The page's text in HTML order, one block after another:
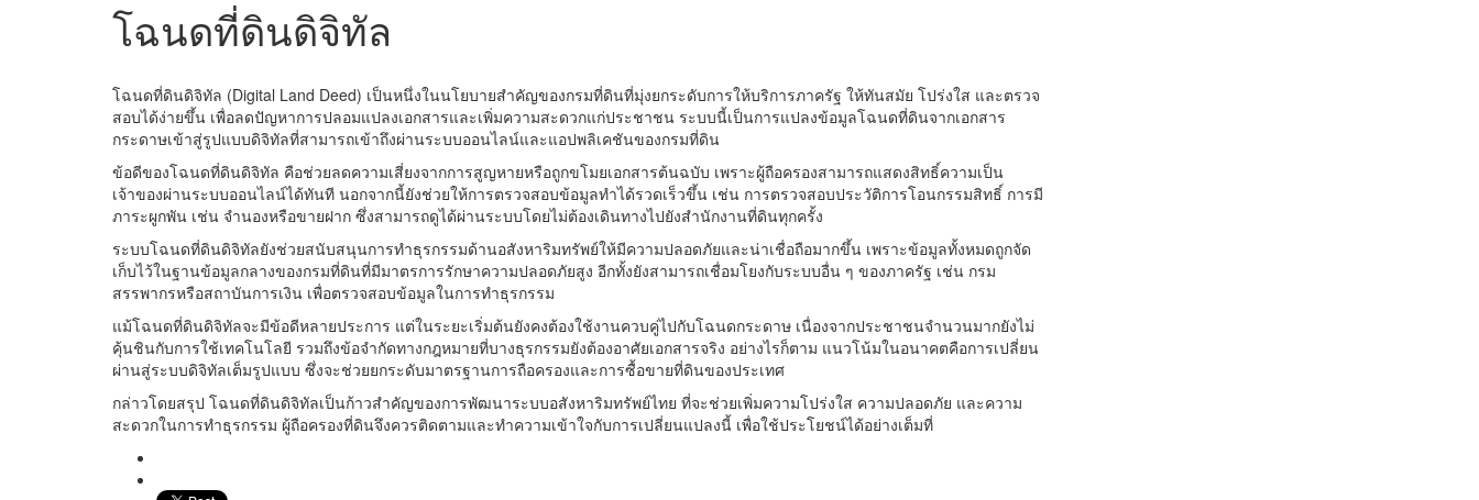
โฉนดที่ดินดิจิทัล
โฉนดที่ดินดิจิทัล (Digital Land Deed) เป็นหนึ่งในนโยบายสำคัญของกรมที่ดินที่มุ่งยกระดับการให้บริการภาครัฐ ให้ทันสมัย โปร่งใส และตรวจ
สอบได้ง่ายขึ้น เพื่อลดปัญหาการปลอมแปลงเอกสารและเพิ่มความสะดวกแก่ประชาชน ระบบนี้เป็นการแปลงข้อมูลโฉนดที่ดินจากเอกสาร
กระดาษเข้าสู่รูปแบบดิจิทัลที่สามารถเข้าถึงผ่านระบบออนไลน์และแอปพลิเคชันของกรมที่ดิน
ข้อดีของโฉนดที่ดินดิจิทัล คือช่วยลดความเสี่ยงจากการสูญหายหรือถูกขโมยเอกสารต้นฉบับ เพราะผู้ถือครองสามารถแสดงสิทธิ์ความเป็น
เจ้าของผ่านระบบออนไลน์ได้ทันที นอกจากนี้ยังช่วยให้การตรวจสอบข้อมูลทำได้รวดเร็วขึ้น เช่น การตรวจสอบประวัติการโอนกรรมสิทธิ์ การมี
ภาระผูกพัน เช่น จำนองหรือขายฝาก ซึ่งสามารถดูได้ผ่านระบบโดยไม่ต้องเดินทางไปยังสำนักงานที่ดินทุกครั้ง
ระบบโฉนดที่ดินดิจิทัลยังช่วยสนับสนุนการทำธุรกรรมด้านอสังหาริมทรัพย์ให้มีความปลอดภัยและน่าเชื่อถือมากขึ้น เพราะข้อมูลทั้งหมดถูกจัด
เก็บไว้ในฐานข้อมูลกลางของกรมที่ดินที่มีมาตรการรักษาความปลอดภัยสูง อีกทั้งยังสามารถเชื่อมโยงกับระบบอื่น ๆ ของภาครัฐ เช่น กรม
สรรพากรหรือสถาบันการเงิน เพื่อตรวจสอบข้อมูลในการทำธุรกรรม
แม้โฉนดที่ดินดิจิทัลจะมีข้อดีหลายประการ แต่ในระยะเริ่มต้นยังคงต้องใช้งานควบคู่ไปกับโฉนดกระดาษ เนื่องจากประชาชนจำนวนมากยังไม่
คุ้นชินกับการใช้เทคโนโลยี รวมถึงข้อจำกัดทางกฎหมายที่บางธุรกรรมยังต้องอาศัยเอกสารจริง อย่างไรก็ตาม แนวโน้มในอนาคตคือการเปลี่ยน
ผ่านสู่ระบบดิจิทัลเต็มรูปแบบ ซึ่งจะช่วยยกระดับมาตรฐานการถือครองและการซื้อขายที่ดินของประเทศ
กล่าวโดยสรุป โฉนดที่ดินดิจิทัลเป็นก้าวสำคัญของการพัฒนาระบบอสังหาริมทรัพย์ไทย ที่จะช่วยเพิ่มความโปร่งใส ความปลอดภัย และความ
สะดวกในการทำธุรกรรม ผู้ถือครองที่ดินจึงควรติดตามและทำความเข้าใจกับการเปลี่ยนแปลงนี้ เพื่อใช้ประโยชน์ได้อย่างเต็มที่